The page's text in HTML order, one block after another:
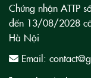
Chứng nhận ATTP
đến 13/08/2028
Hà Nội
Email: